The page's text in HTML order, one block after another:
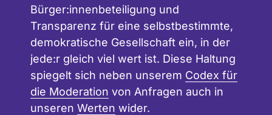
Bürger:innenbeteiligung und
Transparenz für eine selbstbestimmte,
demokratische Gesellschaft ein, in der
jede:r gleich viel wert ist. Diese Haltung
spiegelt sich neben unserem Codex für
die Moderation von Anfragen auch in
unseren Werten wider.